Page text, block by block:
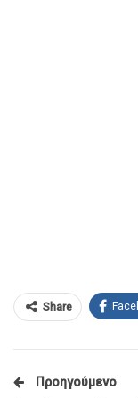
Share
Προηγούμενο